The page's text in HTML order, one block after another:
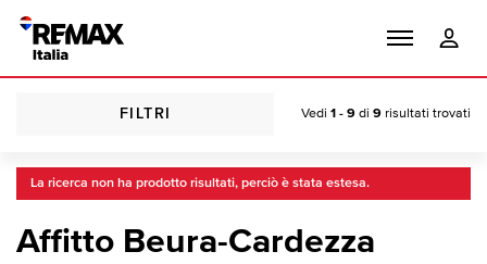
FILTRI Vedi 1 - 9 di 9 risultati trovati
La ricerca non ha prodotto risultati, perciò è stata estesa.
Affitto Beura-Cardezza